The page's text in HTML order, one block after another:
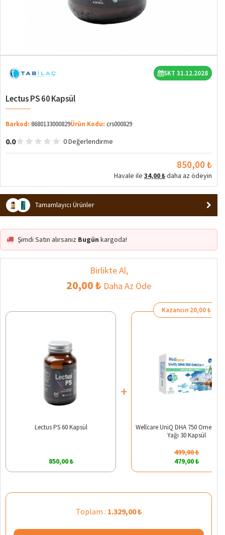
SKT 31.12.2028
Lectus PS 60 Kapsül
Barkod: 8680133000829Ürün Kodu: crs000829
0.0 0 Değerlendirme
850,00 ₺
Havale ile 34,00 ₺daha az ödeyin
Tamamlayıcı Ürünler
Şimdi Satın alırsanız Bugün kargoda!
Birlikte Al,
20,00 ₺ Daha Az Öde
Lectus PS 60 Kapsül
850,00 ₺
+
Kazancın 20,00 ₺
Wellcare UniQ DHA 750 Omega 3
Yağı 30 Kapsül
499,00 ₺
479,00 ₺
Toplam : 1.329,00 ₺